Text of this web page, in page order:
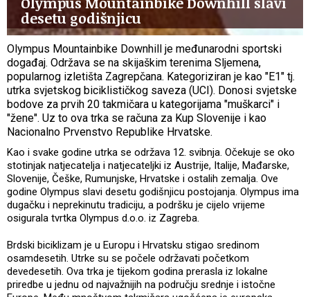
desetu godišnjicu
Olympus Mountainbike Downhill je međunarodni sportski
događaj. Održava se na skijaškim terenima Sljemena,
popularnog izletišta Zagrepčana. Kategoriziran je kao "E1" tj.
utrka svjetskog biciklističkog saveza (UCI). Donosi svjetske
bodove za prvih 20 takmičara u kategorijama "muškarci" i
"žene". Uz to ova trka se računa za Kup Slovenije i kao
Nacionalno Prvenstvo Republike Hrvatske.
Kao i svake godine utrka se održava 12. svibnja. Očekuje se oko
stotinjak natjecatelja i natjecateljki iz Austrije, Italije, Mađarske,
Slovenije, Češke, Rumunjske, Hrvatske i ostalih zemalja. Ove
godine Olympus slavi desetu godišnjicu postojanja. Olympus ima
dugačku i neprekinutu tradiciju, a podršku je cijelo vrijeme
osigurala tvrtka Olympus d.o.o. iz Zagreba.
Brdski biciklizam je u Europu i Hrvatsku stigao sredinom
osamdesetih. Utrke su se počele održavati početkom
devedesetih. Ova trka je tijekom godina prerasla iz lokalne
priredbe u jednu od najvažnijih na području srednje i istočne